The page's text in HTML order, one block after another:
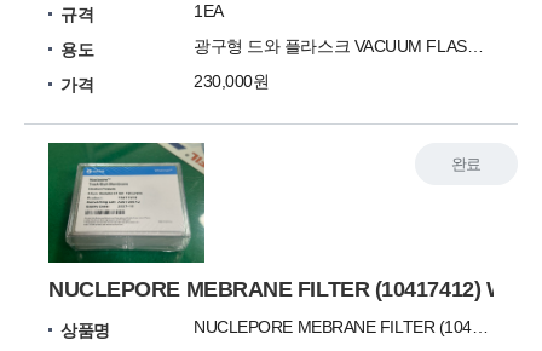
규격
1EA
용도
광구형 드와 플라스크 VACUUM FLASK DEWAR
가격
230,000원
NUCLEPORE MEBRANE FILTER (10417412)
상품명
NUCLEPORE MEBRANE FILTER (10417412) (WHATMAN) (멤브레인필터)
완료